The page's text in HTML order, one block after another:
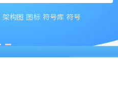
架构图 图标 符号库 符号